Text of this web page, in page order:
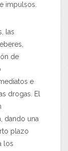
impulsos.
las
de
e
drogas. El
dando una
plazo
los